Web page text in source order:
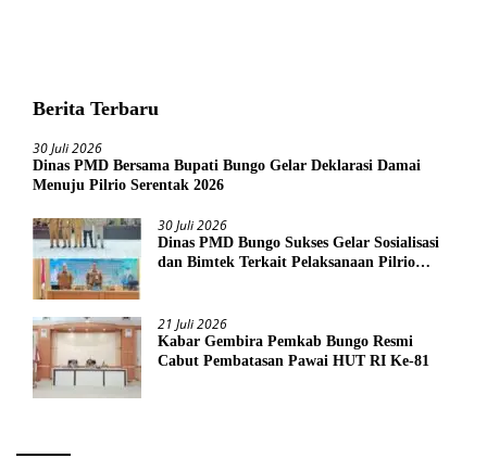
Berita Terbaru
30 Juli 2026
Dinas PMD Bersama Bupati Bungo Gelar Deklarasi Damai
Menuju Pilrio Serentak 2026
30 Juli 2026
Dinas PMD Bungo Sukses Gelar Sosialisasi
dan Bimtek Terkait Pelaksanaan Pilrio
21 Juli 2026
Kabar Gembira Pemkab Bungo Resmi
Cabut Pembatasan Pawai HUT RI Ke-81